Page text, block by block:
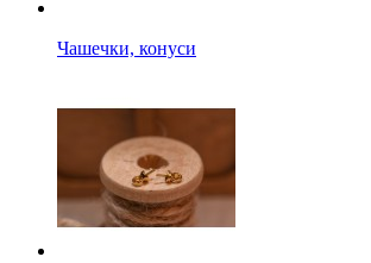
Чашечки, конуси